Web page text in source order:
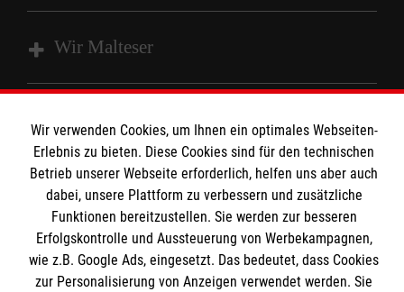
Wir Malteser
Angebote und Leistungen
Unsere Kurse
Mitarbeiten & Stellenangebote
Wir Malteser
Informationen
Kontakt
Impressum
Datenschutz
Malteser online
Wir verwenden Cookies, um Ihnen ein optimales Webseiten-
Erlebnis zu bieten. Diese Cookies sind für den technischen
Betrieb unserer Webseite erforderlich, helfen uns aber auch
dabei, unsere Plattform zu verbessern und zusätzliche
Funktionen bereitzustellen. Sie werden zur besseren
Erfolgskontrolle und Aussteuerung von Werbekampagnen,
wie z.B. Google Ads, eingesetzt. Das bedeutet, dass Cookies
zur Personalisierung von Anzeigen verwendet werden. Sie